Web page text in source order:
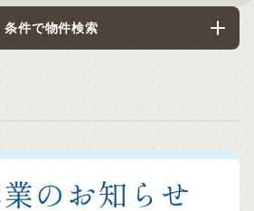
条件で物件検索